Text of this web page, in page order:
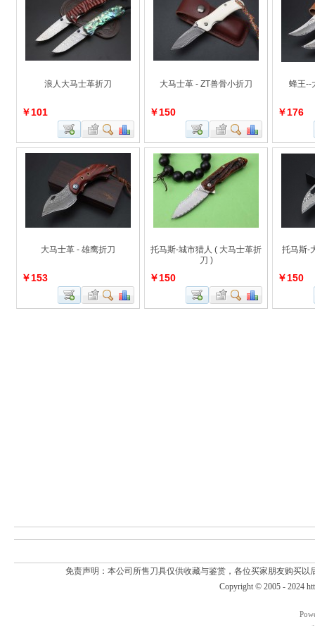
浪人大马士革折刀
￥101
大马士革 - ZT兽骨小折刀
￥150
蜂王--
￥176
大马士革 - 雄鹰折刀
￥153
托马斯-城市猎人 ( 大马士革折
刀 )
￥150
托马斯-
￥150
免责声明：本公司所售刀具仅供收藏与鉴赏，各位买家朋友购买
Copyright © 2005 - 2024